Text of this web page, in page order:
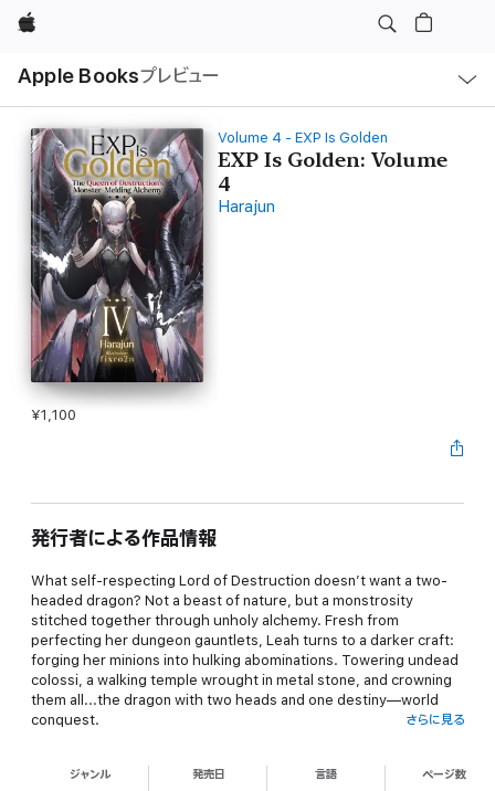
Apple
Apple Booksプレビュー
ル
Volume 4 - EXP Is Golden
EXP Is Golden: Volume
4
Harajun
¥1,100
発行者による作品情報
What self-respecting Lord of Destruction doesn’t want a two-
headed dragon? Not a beast of nature, but a monstrosity
stitched together through unholy alchemy. Fresh from
perfecting her dungeon gauntlets, Leah turns to a darker craft:
forging her minions into hulking abominations. Towering undead
colossi, a walking temple wrought in metal stone, and crowning
them all...the dragon with two heads and one destiny—world
conquest.
さらに見る
ジャンル 発売日 言語 ページ数